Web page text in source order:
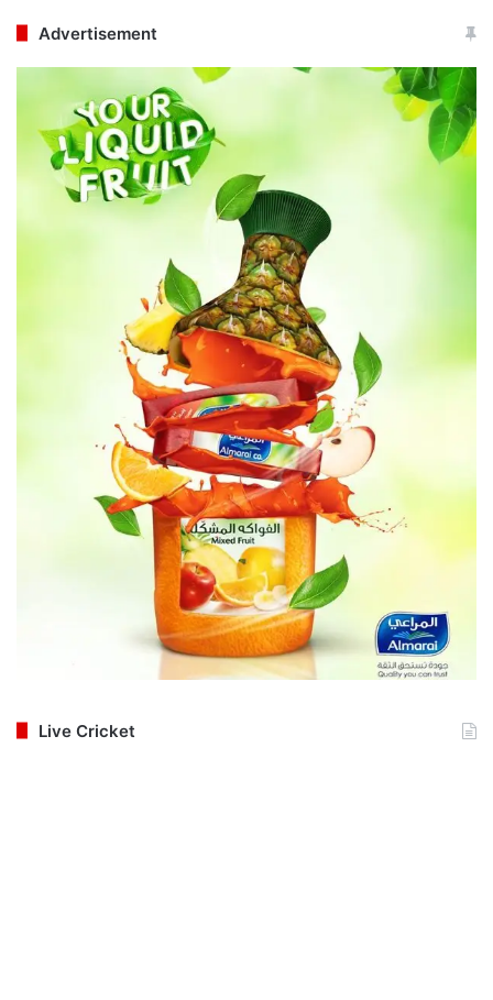
Advertisement
Live Cricket